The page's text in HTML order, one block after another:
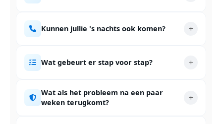
Kunnen jullie 's nachts ook komen?
Wat gebeurt er stap voor stap?
Wat als het probleem na een paar
weken terugkomt?